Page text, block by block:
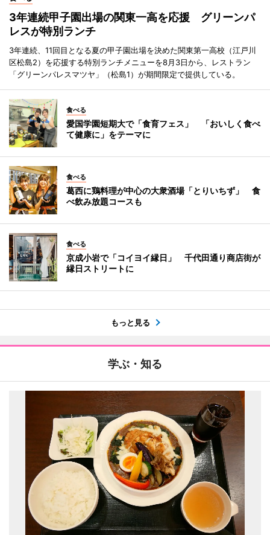
3年連続甲子園出場の関東一高を応援 グリーンパ
レスが特別ランチ
3年連続、11回目となる夏の甲子園出場を決めた関東第一高校（江戸川
区松島2）を応援する特別ランチメニューを8月3日から、レストラン
「グリーンパレスマツヤ」（松島1）が期間限定で提供している。
食べる
愛国学園短期大で「食育フェス」 「おいしく食べ
て健康に」をテーマに
食べる
葛西に鶏料理が中心の大衆酒場「とりいちず」 食
べ飲み放題コースも
食べる
京成小岩で「コイヨイ縁日」 千代田通り商店街が
縁日ストリートに
もっと見る
学ぶ・知る